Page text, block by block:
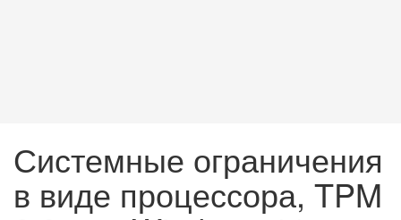
Системные ограничения
в виде процессора, TPM